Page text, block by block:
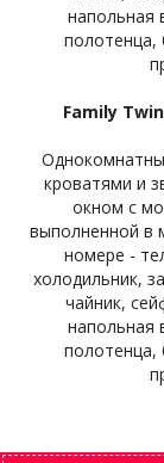
напольная
полотенца,
Family
кроватями и
окном с
выполненной в
номере -
холодильник,
чайник,
напольная
полотенца,